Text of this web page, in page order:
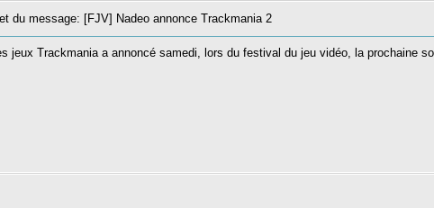
du message: [FJV] Nadeo annonce Trackmania 2
jeux Trackmania a annoncé samedi, lors du festival du jeu vidéo, la prochaine